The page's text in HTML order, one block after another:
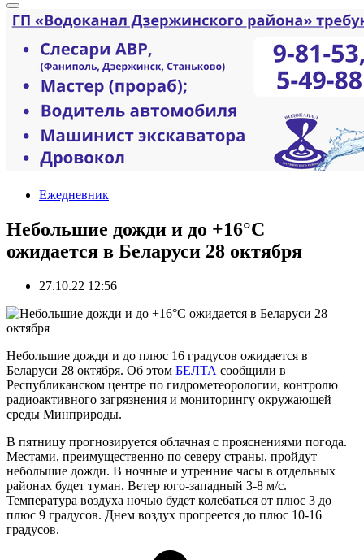
Ежедневник
Небольшие дожди и до +16°С
ожидается в Беларуси 28 октября
27.10.22 12:56
Небольшие дожди и до плюс 16 градусов ожидается в
Беларуси 28 октября. Об этом БЕЛТА сообщили в
Республиканском центре по гидрометеорологии, контролю
радиоактивного загрязнения и мониторингу окружающей
среды Минприроды.
В пятницу прогнозируется облачная с прояснениями погода.
Местами, преимущественно по северу страны, пройдут
небольшие дожди. В ночные и утренние часы в отдельных
районах будет туман. Ветер юго-западный 3-8 м/с.
Температура воздуха ночью будет колебаться от плюс 3 до
плюс 9 градусов. Днем воздух прогреется до плюс 10-16
градусов.